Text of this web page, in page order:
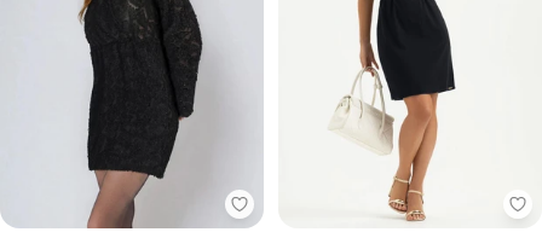
bonprix - Vestido (Preto) em